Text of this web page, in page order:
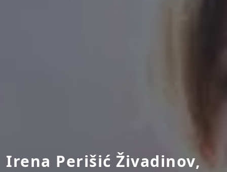
Irena Perišić Živadinov,